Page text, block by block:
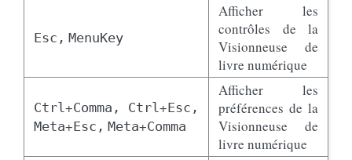
Esc, MenuKey
Afficher les
contrôles de la
Visionneuse de
livre numérique
Ctrl +Comma, Ctrl+Esc,
Meta+Esc, Meta+Comma
Afficher les
préférences de la
Visionneuse de
livre numérique